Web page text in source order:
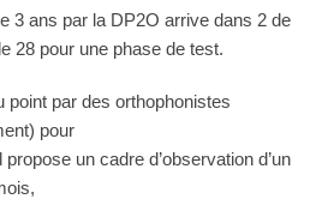
3 ans par la DP2O arrive dans 2 de
28 pour une phase de test.
point par des orthophonistes
pour
un cadre d’observation d’un